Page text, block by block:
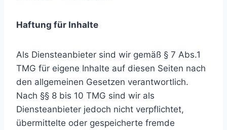
Haftung für Inhalte
Als Diensteanbieter sind wir gemäß § 7 Abs.1
TMG für eigene Inhalte auf diesen Seiten nach
den allgemeinen Gesetzen verantwortlich.
Nach §§ 8 bis 10 TMG sind wir als
Diensteanbieter jedoch nicht verpflichtet,
übermittelte oder gespeicherte fremde